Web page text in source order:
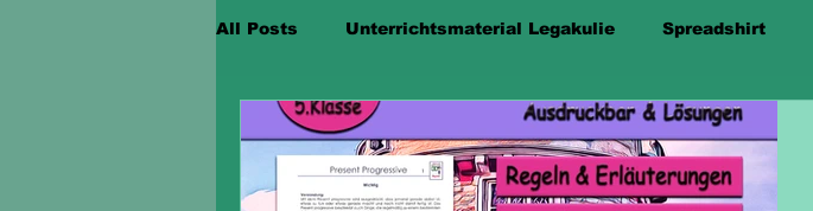
All Posts Unterrichtsmaterial Legakulie Spreadshirt
Städtetouren Fahrradtouren